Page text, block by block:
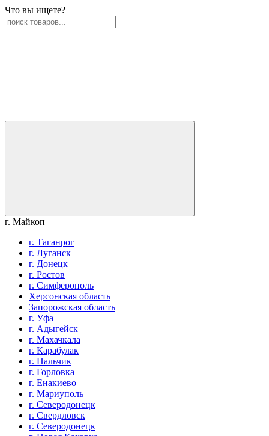
Что вы ищете?
г. Майкоп
г. Таганрог
г. Луганск
г. Донецк
г. Ростов
г. Симферополь
Херсонская область
Запорожская область
г. Уфа
г. Адыгейск
г. Махачкала
г. Карабулак
г. Нальчик
г. Горловка
г. Енакиево
г. Мариуполь
г. Северодонецк
г. Свердловск
г. Северодонецк